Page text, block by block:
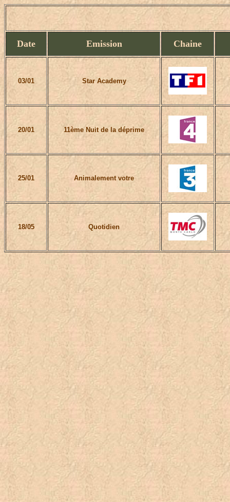
Date Emission Chaine
03/01 Star Academy
20/01 11ème Nuit de la déprime
25/01 Animalement votre
18/05 Quotidien